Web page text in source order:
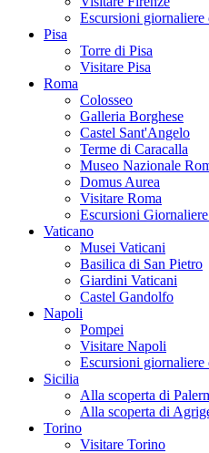
Escursioni giornaliere
Pisa
Torre di Pisa
Visitare Pisa
Roma
Colosseo
Galleria Borghese
Castel Sant'Angelo
Terme di Caracalla
Museo Nazionale
Domus Aurea
Visitare Roma
Escursioni
Vaticano
Musei Vaticani
Basilica di San Pietro
Giardini Vaticani
Castel Gandolfo
Napoli
Pompei
Visitare Napoli
Escursioni giornaliere
Sicilia
Alla scoperta di
Alla scoperta di
Torino
Visitare Torino